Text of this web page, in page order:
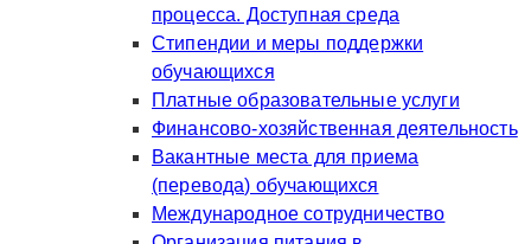
процесса. Доступная среда
Стипендии и меры поддержки
обучающихся
Платные образовательные услуги
Финансово-хозяйственная деятельность
Вакантные места для приема
(перевода) обучающихся
Международное сотрудничество